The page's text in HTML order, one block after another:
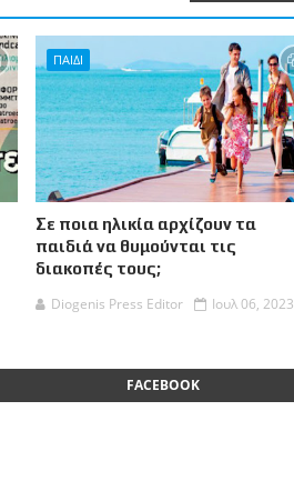
ΠΑΙΔΙ
Σε ποια ηλικία αρχίζουν τα
παιδιά να θυμούνται τις
διακοπές τους;
Diogenis Press Editor
Ιουλ 06, 2023
FACEBOOK